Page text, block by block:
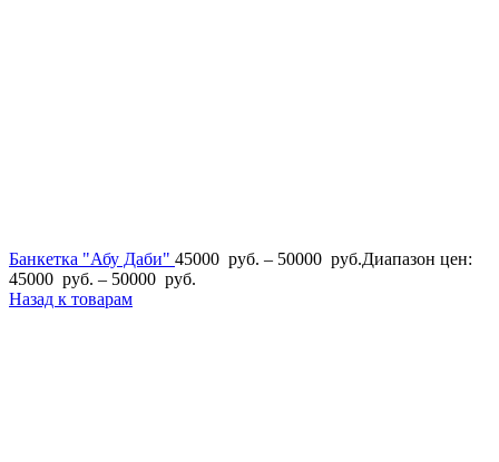
Банкетка "Абу Даби" 45000 руб. – 50000 руб.Диапазон цен:
45000 руб. – 50000 руб.
Назад к товарам